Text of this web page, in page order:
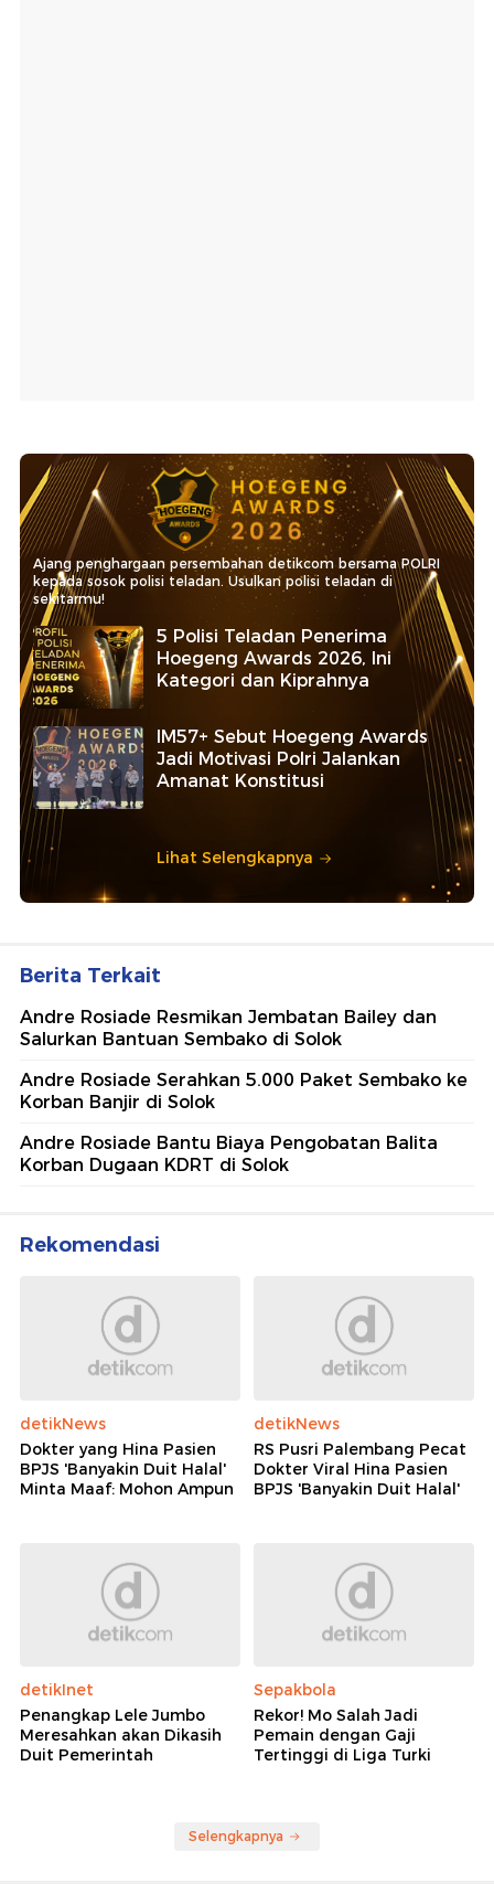
Ajang penghargaan persembahan detikcom bersama POLRI
kepada sosok polisi teladan. Usulkan polisi teladan di
sekitarmu!
5 Polisi Teladan Penerima
Hoegeng Awards 2026, Ini
Kategori dan Kiprahnya
IM57+ Sebut Hoegeng Awards
Jadi Motivasi Polri Jalankan
Amanat Konstitusi
Lihat Selengkapnya
Berita Terkait
Andre Rosiade Resmikan Jembatan Bailey dan
Salurkan Bantuan Sembako di Solok
Andre Rosiade Serahkan 5.000 Paket Sembako ke
Korban Banjir di Solok
Andre Rosiade Bantu Biaya Pengobatan Balita
Korban Dugaan KDRT di Solok
Rekomendasi
detikNews
Dokter yang Hina Pasien
BPJS 'Banyakin Duit Halal'
Minta Maaf: Mohon Ampun
detikNews
RS Pusri Palembang Pecat
Dokter Viral Hina Pasien
BPJS 'Banyakin Duit Halal'
detikInet
Penangkap Lele Jumbo
Meresahkan akan Dikasih
Duit Pemerintah
Sepakbola
Rekor! Mo Salah Jadi
Pemain dengan Gaji
Tertinggi di Liga Turki
Selengkapnya